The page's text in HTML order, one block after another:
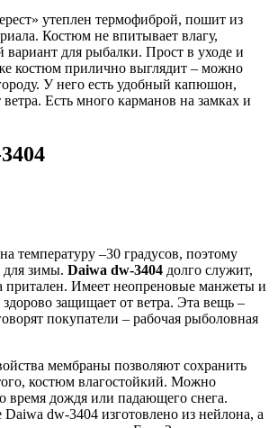
утеплен термофиброй, пошит из
Костюм не впитывает влагу,
вариант для рыбалки. Прост в уходе и
костюм прилично выглядит – можно
У него есть удобный капюшон,
ветра. Есть много карманов на замках и
температуру –30 градусов, поэтому
для зимы. Daiwa dw-3404 долго служит,
притален. Имеет неопреновые манжеты и
защищает от ветра. Эта вещь –
покупатели – рабочая рыболовная
мембраны позволяют сохранить
костюм влагостойкий. Можно
время дождя или падающего снега.
dw-3404 изготовлено из нейлона, а